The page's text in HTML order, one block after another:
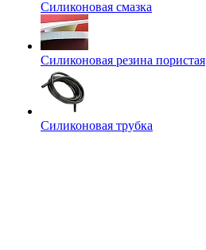
Силиконовая смазка
Силиконовая резина пористая
Силиконовая трубка